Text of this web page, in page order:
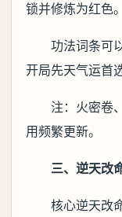
锁并修炼为红色。
功法词条可
开局先天气运首
注：火密卷
用频繁更新。
三、逆天改
核心逆天改